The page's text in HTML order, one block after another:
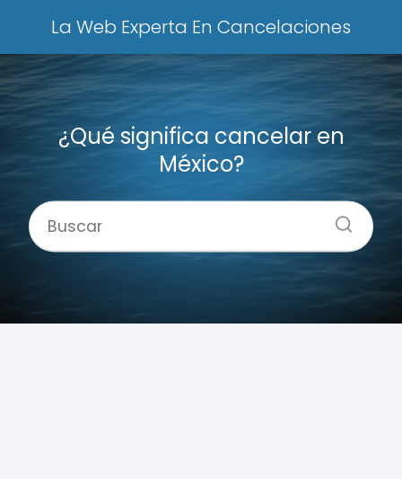
La Web Experta En Cancelaciones
¿Qué significa cancelar en
México?